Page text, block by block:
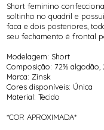
Short feminino
soltinha no quadril e
faca e dois posteriores,
seu fechamento é frontal
Modelagem: Short
Composição: 72%
Marca: Zinsk
Cores disponíveis: Única
Material: Tecido
*COR APROXIMADA*